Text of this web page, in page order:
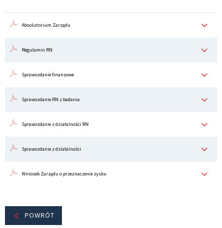
Absolutorium Zarządu
Regulamin RN
Sprawozdanie finansowe
Sprawozdanie RN z badania
Sprawozdanie z działalności RN
Sprawozdanie z działalności
Wniosek Zarządu o przeznaczenie zysku
POWRÓT